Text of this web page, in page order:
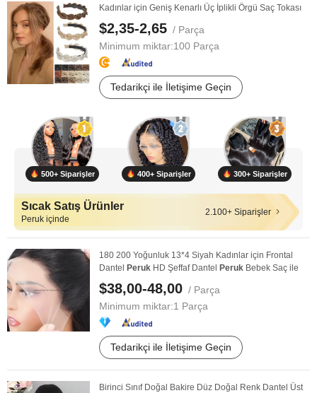
Kadınlar için Geniş Kenarlı Üç İplikli Örgü Saç Tokası
$2,35-2,65 / Parça
Minimum miktar:100 Parça
Tedarikçi ile İletişime Geçin
500+ Siparişler 400+ Siparişler 300+ Siparişler
Sıcak Satış Ürünler
Peruk içinde
2.100+ Siparişler
180 200 Yoğunluk 13*4 Siyah Kadınlar için Frontal
Dantel
Peruk HD Şeffaf Dantel Peruk Bebek Saç ile
$38,00-48,00 / Parça
Minimum miktar:1 Parça
Tedarikçi ile İletişime Geçin
Birinci Sınıf Doğal Bakire Düz Doğal Renk Dantel Üst